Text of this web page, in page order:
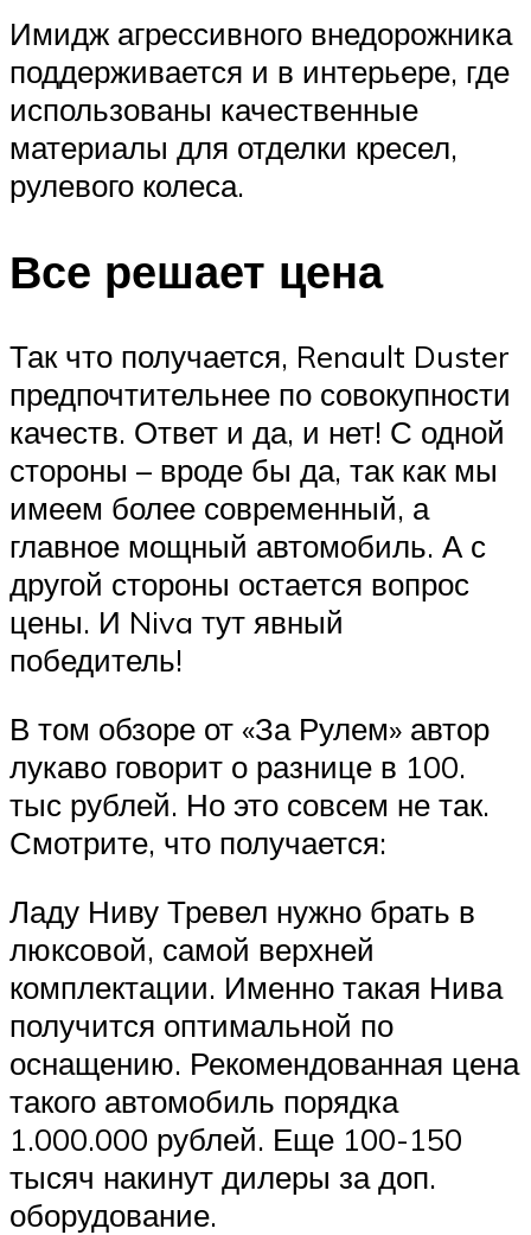
Имидж агрессивного внедорожника
поддерживается и в интерьере, где
использованы качественные
материалы для отделки кресел,
рулевого колеса.
Все решает цена
Так что получается, Renault Duster
предпочтительнее по совокупности
качеств. Ответ и да, и нет! С одной
стороны – вроде бы да, так как мы
имеем более современный, а
главное мощный автомобиль. А с
другой стороны остается вопрос
цены. И Niva тут явный
победитель!
В том обзоре от «За Рулем» автор
лукаво говорит о разнице в 100.
тыс рублей. Но это совсем не так.
Смотрите, что получается:
Ладу Ниву Тревел нужно брать в
люксовой, самой верхней
комплектации. Именно такая Нива
получится оптимальной по
оснащению. Рекомендованная цена
такого автомобиль порядка
1.000.000 рублей. Еще 100-150
тысяч накинут дилеры за доп.
оборудование.